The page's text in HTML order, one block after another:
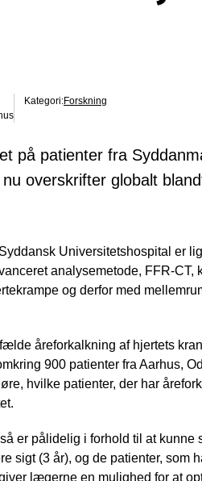
Kategori:Forskning
på patienter fra
overskrifter globalt
Universitetshospital er
analysemetode, FFR-CT,
og derfor med
åreforkalkning af hjertets
900 patienter fra Aarhus,
hvilke patienter, der har
er pålidelig i forhold til at kunne
sigt (3 år), og de patienter, som
lægerne en mulighed for at